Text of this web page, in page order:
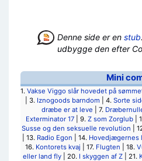
Denne side er en stub
udbygge den efter
Mini
1. Vakse Viggo slår hovedet på
| 3. Iznogoods barndom | 4. Sorte
dræbe er at leve | 7.
Exterminator 17| 9. Z som Zorglub|
Susse og den seksuelle revolution |
| 13. Radio Egon | 14. Hovedjægernes
16. Kontorets kvaj | 17. Flugten | 18.
eller land fly | 20. I skyggen af Z | 21.